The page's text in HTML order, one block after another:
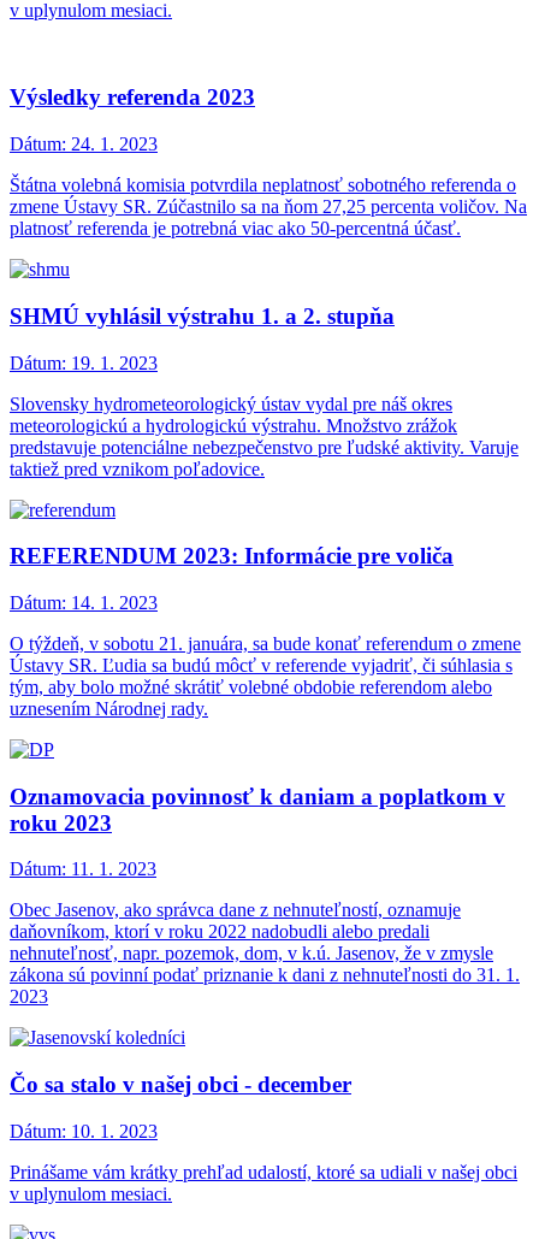
v uplynulom mesiaci.
Výsledky referenda 2023
Dátum: 24. 1. 2023
Štátna volebná komisia potvrdila neplatnosť sobotného referenda o
zmene Ústavy SR. Zúčastnilo sa na ňom 27,25 percenta voličov. Na
platnosť referenda je potrebná viac ako 50-percentná účasť.
SHMÚ vyhlásil výstrahu 1. a 2. stupňa
Dátum: 19. 1. 2023
Slovensky hydrometeorologický ústav vydal pre náš okres
meteorologickú a hydrologickú výstrahu. Množstvo zrážok
predstavuje potenciálne nebezpečenstvo pre ľudské aktivity. Varuje
taktiež pred vznikom poľadovice.
REFERENDUM 2023: Informácie pre voliča
Dátum: 14. 1. 2023
O týždeň, v sobotu 21. januára, sa bude konať referendum o zmene
Ústavy SR. Ľudia sa budú môcť v referende vyjadriť, či súhlasia s
tým, aby bolo možné skrátiť volebné obdobie referendom alebo
uznesením Národnej rady.
Oznamovacia povinnosť k daniam a poplatkom v
roku 2023
Dátum: 11. 1. 2023
Obec Jasenov, ako správca dane z nehnuteľností, oznamuje
daňovníkom, ktorí v roku 2022 nadobudli alebo predali
nehnuteľnosť, napr. pozemok, dom, v k.ú. Jasenov, že v zmysle
zákona sú povinní podať priznanie k dani z nehnuteľnosti do 31. 1.
2023
Čo sa stalo v našej obci - december
Dátum: 10. 1. 2023
Prinášame vám krátky prehľad udalostí, ktoré sa udiali v našej obci
v uplynulom mesiaci.